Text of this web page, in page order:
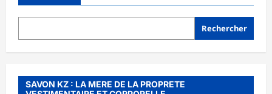
Rechercher
SAVON KZ : LA MERE DE LA PROPRETE